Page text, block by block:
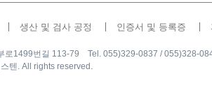
생산 및 검사 공정 인증서 및 등록증
로1499번길 113-79 Tel. 055)329-0837 / 055)328-
텐. All rights reserved.